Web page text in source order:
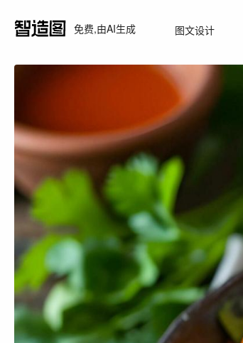
免费,由AI生成 图文设计